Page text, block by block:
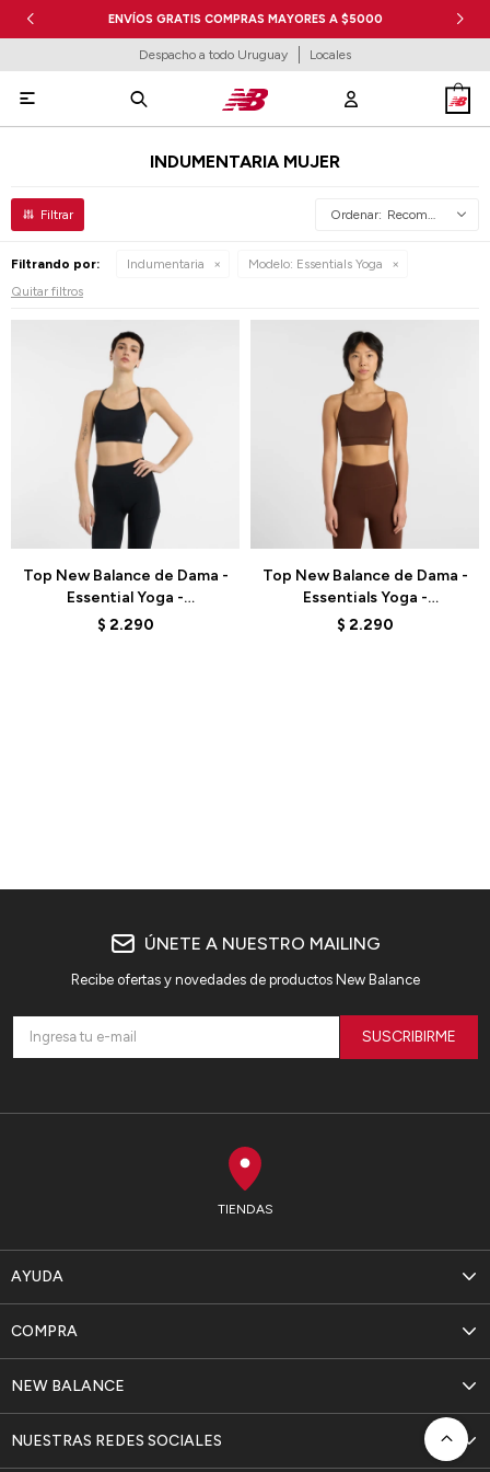
ENVÍOS GRATIS COMPRAS MAYORES A $5000
Despacho a todo Uruguay Locales

INDUMENTARIA MUJER
Recomendados
Filtrando por: Indumentaria Modelo: Essentials Yoga
Quitar filtros
Top New Balance de Dama -
Essential Yoga -
WB51039BK - ELD
$ 2.290
Top New Balance de Dama -
Essentials Yoga -
WB51039ABJ - BROWN
$ 2.290
TIENDAS
AYUDA
NEW BALANCE
COMPRA
NUESTRAS REDES SOCIALES
ÚNETE A NUESTRO MAILING
Recibe ofertas y novedades de productos New Balance
SUSCRIBIRME